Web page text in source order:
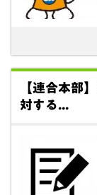
【連合本部
対する...